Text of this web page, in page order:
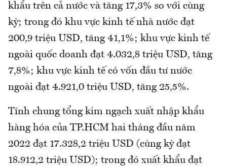
khẩu trên cả nước và tăng 17,3% so với cùng
kỳ; trong đó khu vực kinh tế nhà nước đạt
200,9 triệu USD, tăng 41,1%; khu vực kinh tế
ngoài quốc doanh đạt 4.032,8 triệu USD, tăng
7,8%; khu vực kinh tế có vốn đầu tư nước
ngoài đạt 4.921,0 triệu USD, tăng 25,5%.
Tính chung tổng kim ngạch xuất nhập khẩu
hàng hóa của TP.HCM hai tháng đầu năm
2022 đạt 17.328,2 triệu USD (cùng kỳ đạt
18.912,2 triệu USD); trong đó xuất khẩu đạt